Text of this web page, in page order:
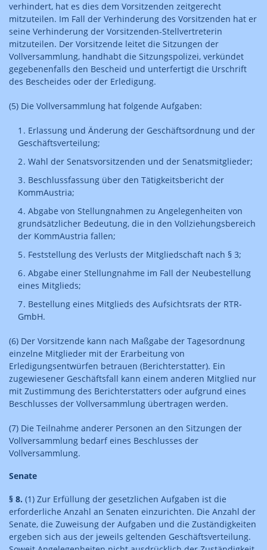
verhindert, hat es dies dem Vorsitzenden zeitgerecht
mitzuteilen. Im Fall der Verhinderung des Vorsitzenden hat er
seine Verhinderung der Vorsitzenden-Stellvertreterin
mitzuteilen. Der Vorsitzende leitet die Sitzungen der
Vollversammlung, handhabt die Sitzungspolizei, verkündet
gegebenenfalls den Bescheid und unterfertigt die Urschrift
des Bescheides oder der Erledigung.
(5) Die Vollversammlung hat folgende Aufgaben:
Erlassung und Änderung der Geschäftsordnung und der
Geschäftsverteilung;
Wahl der Senatsvorsitzenden und der Senatsmitglieder;
Beschlussfassung über den Tätigkeitsbericht der
KommAustria;
Abgabe von Stellungnahmen zu Angelegenheiten von
grundsätzlicher Bedeutung, die in den Vollziehungsbereich
der KommAustria fallen;
Feststellung des Verlusts der Mitgliedschaft nach § 3;
Abgabe einer Stellungnahme im Fall der Neubestellung
eines Mitglieds;
Bestellung eines Mitglieds des Aufsichtsrats der RTR-
GmbH.
(6) Der Vorsitzende kann nach Maßgabe der Tagesordnung
einzelne Mitglieder mit der Erarbeitung von
Erledigungsentwürfen betrauen (Berichterstatter). Ein
zugewiesener Geschäftsfall kann einem anderen Mitglied nur
mit Zustimmung des Berichterstatters oder aufgrund eines
Beschlusses der Vollversammlung übertragen werden.
(7) Die Teilnahme anderer Personen an den Sitzungen der
Vollversammlung bedarf eines Beschlusses der
Vollversammlung.
Senate
§ 8. (1) Zur Erfüllung der gesetzlichen Aufgaben ist die
erforderliche Anzahl an Senaten einzurichten. Die Anzahl der
Senate, die Zuweisung der Aufgaben und die Zuständigkeiten
ergeben sich aus der jeweils geltenden Geschäftsverteilung.